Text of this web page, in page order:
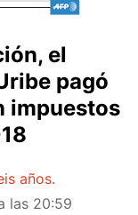
el
pagó
impuestos
años.
las 20:59